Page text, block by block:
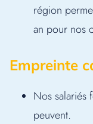
région
an pour nos
Empreinte
Nos salariés
peuvent.